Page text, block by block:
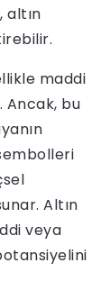
altın
maddi
Ancak, bu
Altın
veya